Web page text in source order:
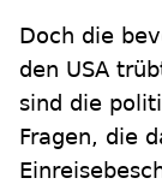
Doch die
den USA
sind die
Fragen, die